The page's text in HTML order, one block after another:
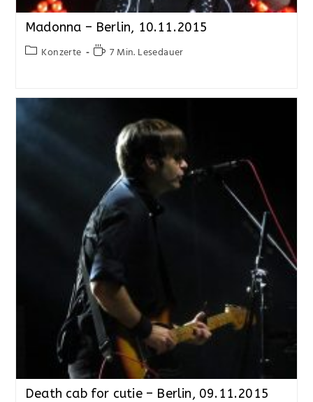
Madonna – Berlin, 10.11.2015
Konzerte 7 Min. Lesedauer
Death cab for cutie – Berlin, 09.11.2015